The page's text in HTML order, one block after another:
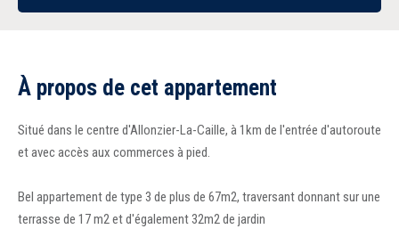
À propos de cet appartement
Situé dans le centre d'Allonzier-La-Caille, à 1km de l'entrée d'autoroute
et avec accès aux commerces à pied.
Bel appartement de type 3 de plus de 67m2, traversant donnant sur une
terrasse de 17 m2 et d'également 32m2 de jardin